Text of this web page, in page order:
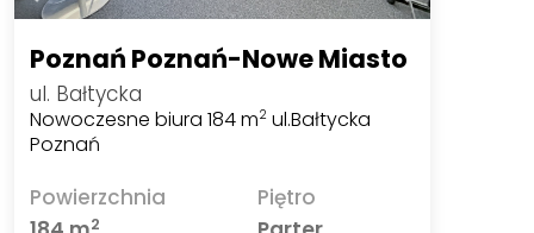
Poznań Poznań-Nowe Miasto
ul. Bałtycka
Nowoczesne biura 184 m2 ul.Bałtycka
Poznań
Powierzchnia
2
Piętro